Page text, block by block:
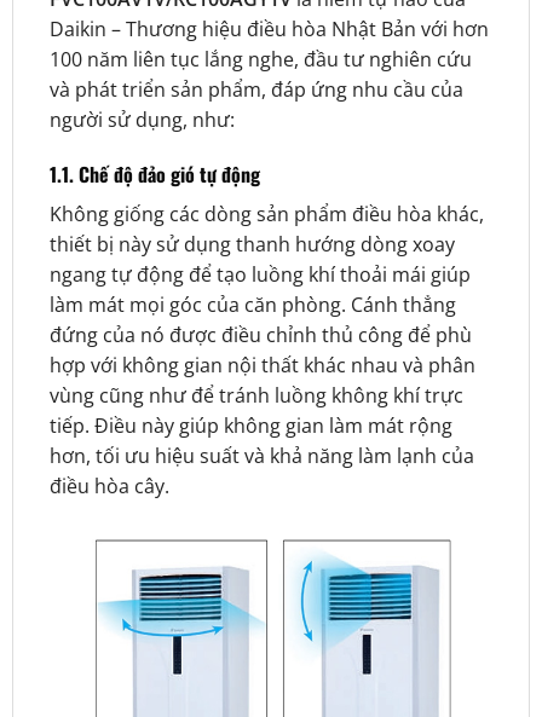
Daikin – Thương hiệu điều hòa Nhật Bản với hơn
100 năm liên tục lắng nghe, đầu tư nghiên cứu
và phát triển sản phẩm, đáp ứng nhu cầu của
người sử dụng, như:
1.1. Chế độ đảo gió tự động
Không giống các dòng sản phẩm điều hòa khác,
thiết bị này sử dụng thanh hướng dòng xoay
ngang tự động để tạo luồng khí thoải mái giúp
làm mát mọi góc của căn phòng. Cánh thẳng
đứng của nó được điều chỉnh thủ công để phù
hợp với không gian nội thất khác nhau và phân
vùng cũng như để tránh luồng không khí trực
tiếp. Điều này giúp không gian làm mát rộng
hơn, tối ưu hiệu suất và khả năng làm lạnh của
điều hòa cây.